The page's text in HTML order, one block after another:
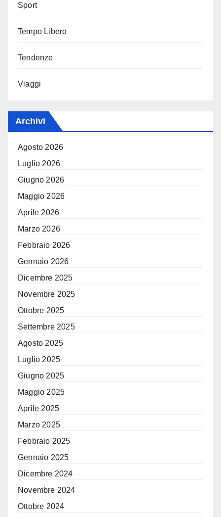
Sport
Tempo Libero
Tendenze
Viaggi
Archivi
Agosto 2026
Luglio 2026
Giugno 2026
Maggio 2026
Aprile 2026
Marzo 2026
Febbraio 2026
Gennaio 2026
Dicembre 2025
Novembre 2025
Ottobre 2025
Settembre 2025
Agosto 2025
Luglio 2025
Giugno 2025
Maggio 2025
Aprile 2025
Marzo 2025
Febbraio 2025
Gennaio 2025
Dicembre 2024
Novembre 2024
Ottobre 2024